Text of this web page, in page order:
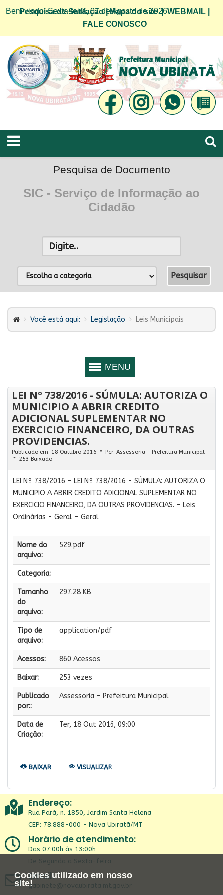
Cookies utilizado em nosso
site!
Bem vindo! Sexta-feira, 07 de Agosto de 2026
Pesquisa de Satifação|Mapa do site|WEBMAIL
FALE CONOSCO
Pesquisa de Documento
SIC - Serviço de Informação ao
Cidadão
Você está aqui: Legislação Leis Municipais
LEI Nº 738/2016 - SÚMULA: AUTORIZA O
MUNICIPIO A ABRIR CREDITO
ADICIONAL SUPLEMENTAR NO
EXERCICIO FINANCEIRO, DA OUTRAS
PROVIDENCIAS.
Publicado em: 18 Outubro 2016 Por: Assessoria - Prefeitura Municipal
253 Baixado
LEI Nº 738/2016 - LEI Nº 738/2016 - SÚMULA: AUTORIZA O
MUNICIPIO A ABRIR CREDITO ADICIONAL SUPLEMENTAR NO
EXERCICIO FINANCEIRO, DA OUTRAS PROVIDENCIAS. - Leis
Ordinárias - Geral - Geral
Nome do
arquivo:
529.pdf
Categoria:
Tamanho
do
arquivo:
297.28 KB
Tipo de
arquivo:
application/pdf
Acessos: 860 Acessos
Baixar: 253 vezes
Publicado
por::
Assessoria - Prefeitura Municipal
Data de
Criação:
Ter, 18 Out 2016, 09:00
BAIXAR VISUALIZAR
Endereço:
Rua Pará, n. 1850, Jardim Santa Helena
CEP: 78.888-000 - Nova Ubiratã/MT
Horário de atendimento:
Das 07:00h às 13:00h
De Segunda a Sexta-feira
Email:
gabinete@novaubirata.mt.gov.br